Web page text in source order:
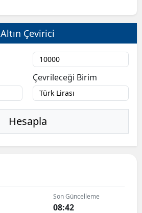
Altın Çevirici
Çevrileceği Birim
Hesapla
Son Güncelleme
08:42